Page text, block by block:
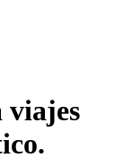
viajes